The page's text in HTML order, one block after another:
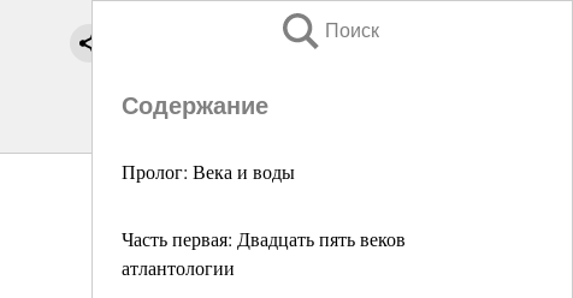
Поиск
Содержание
Пролог: Века и воды
Часть первая: Двадцать пять веков
атлантологии